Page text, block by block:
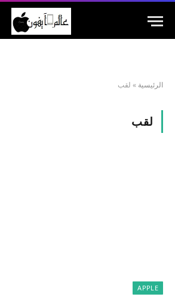
الرئيسية » لقب
لقب
APPLE